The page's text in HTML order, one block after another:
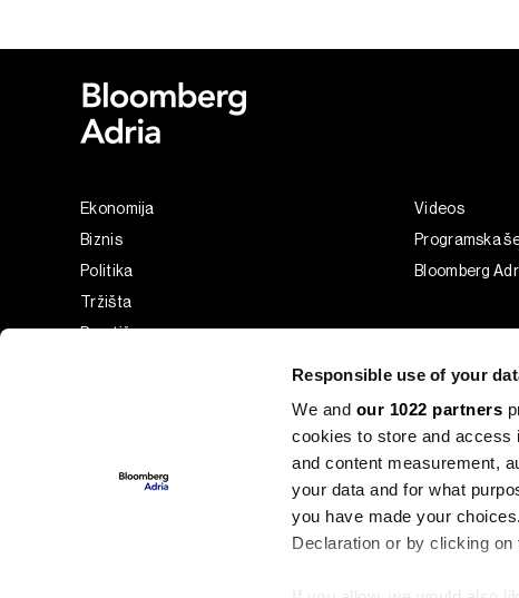
Responsible use of your
We and our 1022 partners
cookies to store and access
and content measurement,
your data and for what
you have made your
Declaration or by clicking
Ekonomija
Biznis
Politika
Tržišta
Prestiž
Videos
Programska
Bloomberg